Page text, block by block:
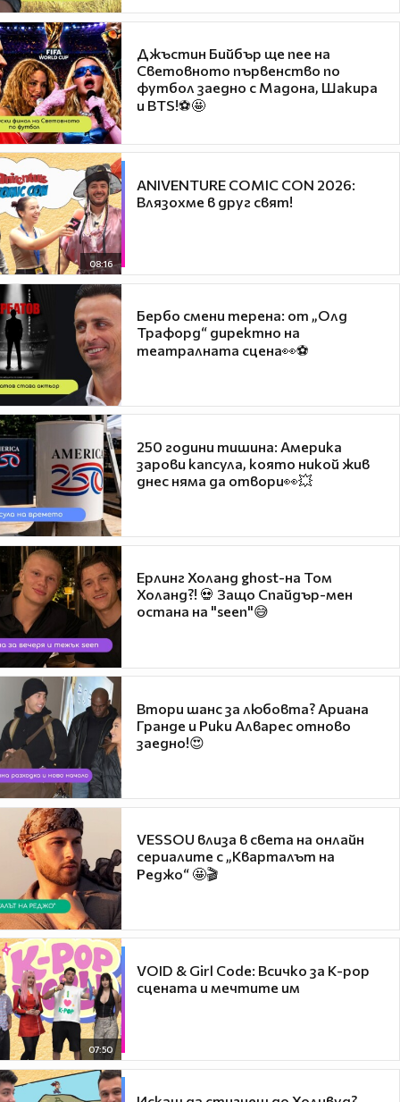
Джъстин Бийбър ще пее на
Световното първенство по
футбол заедно с Мадона, Шакира
и BTS!⚽🤩
08:16
ANIVENTURE COMIC CON 2026:
Влязохме в друг свят!
Бербо смени терена: от „Олд
Трафорд“ директно на
театралната сцена👀⚽
250 години тишина: Америка
зарови капсула, която никой жив
днес няма да отвори👀💥
Ерлинг Холанд ghost-на Том
Холанд?! 💀 Защо Спайдър-мен
остана на "seen"😅
Втори шанс за любовта? Ариана
Гранде и Рики Алварес отново
заедно!😍
VESSOU влиза в света на онлайн
сериалите с „Кварталът на
Реджо“ 🤩🎬
07:50
VOID & Girl Code: Всичко за K-pop
сцената и мечтите им